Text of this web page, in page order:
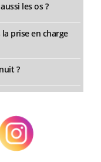
les os ?
prise en charge
?